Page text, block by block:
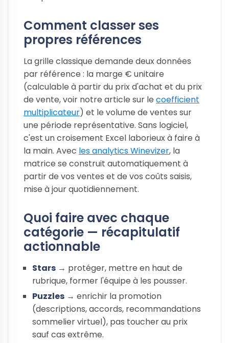
Comment classer ses
propres références
La grille classique demande deux données
par référence : la marge € unitaire
(calculable à partir du prix d'achat et du prix
de vente, voir notre article sur le coefficient
multiplicateur) et le volume de ventes sur
une période représentative. Sans logiciel,
c'est un croisement Excel laborieux à faire à
la main. Avec les analytics Winevizer, la
matrice se construit automatiquement à
partir de vos ventes et de vos coûts saisis,
mise à jour quotidiennement.
Quoi faire avec chaque
catégorie — récapitulatif
actionnable
Stars → protéger, mettre en haut de
rubrique, former l'équipe à les pousser.
Puzzles → enrichir la promotion
(descriptions, accords, recommandations
sommelier virtuel), pas toucher au prix
sauf cas extrême.